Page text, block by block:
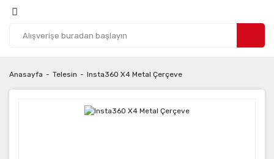
Anasayfa Telesin Insta360 X4 Metal Çerçeve